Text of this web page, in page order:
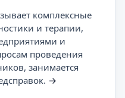
комплексные
и терапии,
и
проведения
занимается
→